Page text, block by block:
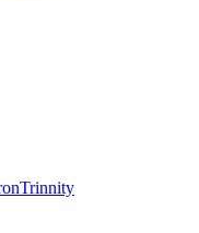
Trinnity